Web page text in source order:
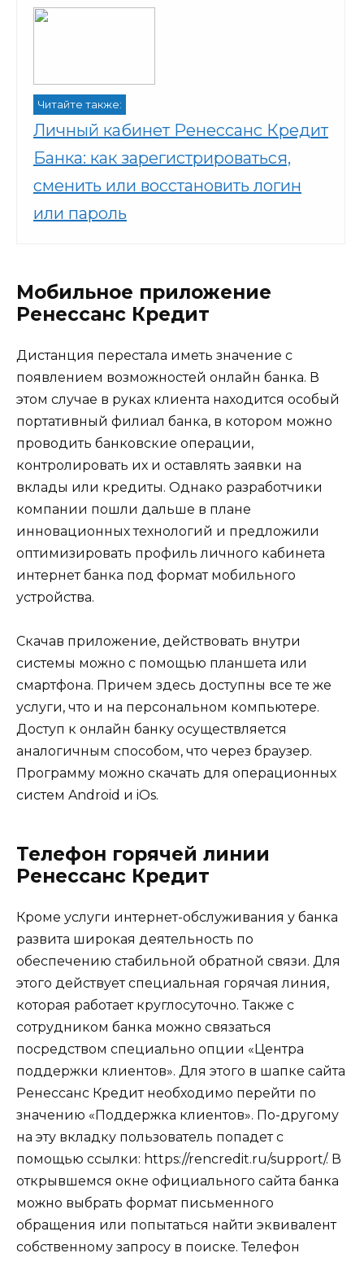
Читайте также:
Личный кабинет Ренессанс Кредит
Банка: как зарегистрироваться,
сменить или восстановить логин
или пароль
Мобильное приложение
Ренессанс Кредит
Дистанция перестала иметь значение с
появлением возможностей онлайн банка. В
этом случае в руках клиента находится особый
портативный филиал банка, в котором можно
проводить банковские операции,
контролировать их и оставлять заявки на
вклады или кредиты. Однако разработчики
компании пошли дальше в плане
инновационных технологий и предложили
оптимизировать профиль личного кабинета
интернет банка под формат мобильного
устройства.
Скачав приложение, действовать внутри
системы можно с помощью планшета или
смартфона. Причем здесь доступны все те же
услуги, что и на персональном компьютере.
Доступ к онлайн банку осуществляется
аналогичным способом, что через браузер.
Программу можно скачать для операционных
систем Android и iOs.
Телефон горячей линии
Ренессанс Кредит
Кроме услуги интернет-обслуживания у банка
развита широкая деятельность по
обеспечению стабильной обратной связи. Для
этого действует специальная горячая линия,
которая работает круглосуточно. Также с
сотрудником банка можно связаться
посредством специально опции «Центра
поддержки клиентов». Для этого в шапке сайта
Ренессанс Кредит необходимо перейти по
значению «Поддержка клиентов». По-другому
на эту вкладку пользователь попадет с
помощью ссылки: https://rencredit.ru/support/. В
открывшемся окне официального сайта банка
можно выбрать формат письменного
обращения или попытаться найти эквивалент
собственному запросу в поиске. Телефон